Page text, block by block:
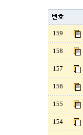
159
158
157
156
155
154